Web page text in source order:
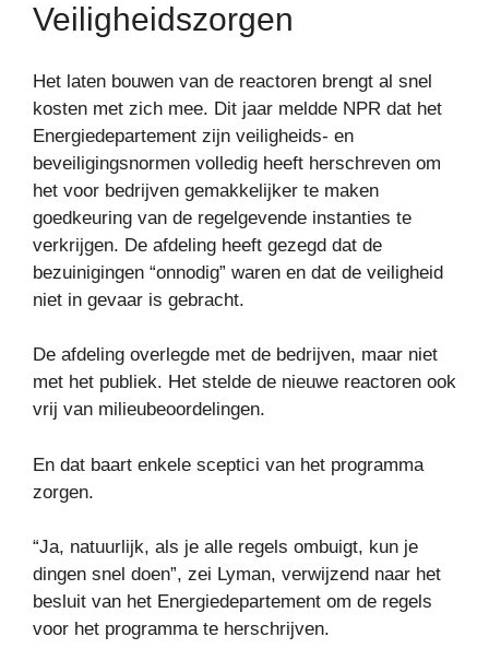
Veiligheidszorgen
Het laten bouwen van de reactoren brengt al snel
kosten met zich mee. Dit jaar meldde NPR dat het
Energiedepartement zijn veiligheids- en
beveiligingsnormen volledig heeft herschreven om
het voor bedrijven gemakkelijker te maken
goedkeuring van de regelgevende instanties te
verkrijgen. De afdeling heeft gezegd dat de
bezuinigingen “onnodig” waren en dat de veiligheid
niet in gevaar is gebracht.
De afdeling overlegde met de bedrijven, maar niet
met het publiek. Het stelde de nieuwe reactoren ook
vrij van milieubeoordelingen.
En dat baart enkele sceptici van het programma
zorgen.
“Ja, natuurlijk, als je alle regels ombuigt, kun je
dingen snel doen”, zei Lyman, verwijzend naar het
besluit van het Energiedepartement om de regels
voor het programma te herschrijven.